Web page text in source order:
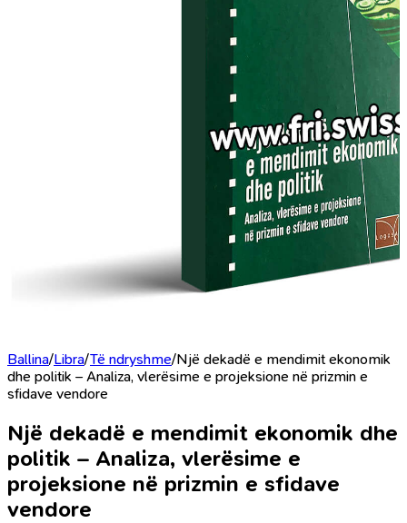
Ballina/Libra/Të ndryshme/Një dekadë e mendimit ekonomik
dhe politik – Analiza, vlerësime e projeksione në prizmin e
sfidave vendore
Një dekadë e mendimit ekonomik dhe
politik – Analiza, vlerësime e
projeksione në prizmin e sfidave
vendore